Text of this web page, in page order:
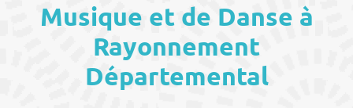
Musique et de Danse à
Rayonnement
Départemental